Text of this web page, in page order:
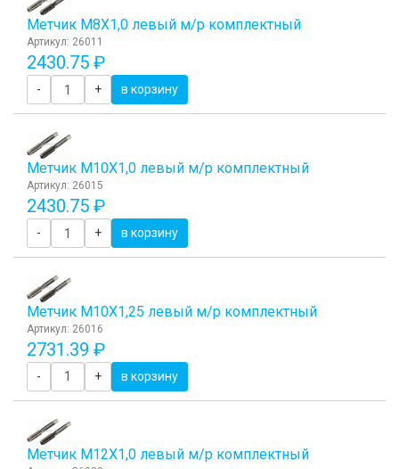
Метчик М8Х1,0 левый м/р комплектный
Артикул: 26011
2430.75 ₽
- + в корзину
Метчик М10Х1,0 левый м/р комплектный
Артикул: 26015
2430.75 ₽
- + в корзину
Метчик М10Х1,25 левый м/р комплектный
Артикул: 26016
2731.39 ₽
- + в корзину
Метчик М12Х1,0 левый м/р комплектный